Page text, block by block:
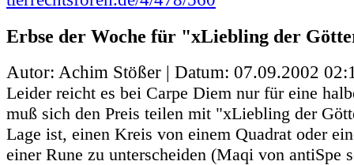
Erbse der Woche für "xLiebling der
Autor: Achim Stößer | Datum: 07.09.2002
Leider reicht es bei Carpe Diem nur für eine
muß sich den Preis teilen mit "xLiebling der
Lage ist, einen Kreis von einem Quadrat oder
einer Rune zu unterscheiden (Maqi von antiSpe